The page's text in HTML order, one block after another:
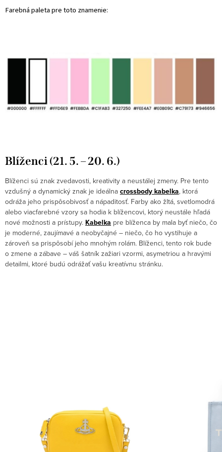
Farebná paleta pre toto znamenie:
Blíženci (21. 5. – 20. 6.)
Blíženci sú znak zvedavosti, kreativity a neustálej zmeny. Pre tento
vzdušný a dynamický znak je ideálna crossbody kabelka, ktorá
odráža jeho prispôsobivosť a nápaditosť. Farby ako žltá, svetlomodrá
alebo viacfarebné vzory sa hodia k blížencovi, ktorý neustále hľadá
nové možnosti a prístupy. Kabelka pre blíženca by mala byť niečo, čo
je moderné, zaujímavé a neobyčajné – niečo, čo ho vystihuje a
zároveň sa prispôsobí jeho mnohým rolám. Blíženci, tento rok bude
o zmene a zábave – váš šatník zažiari vzormi, asymetriou a hravými
detailmi, ktoré budú odrážať vašu kreatívnu stránku.